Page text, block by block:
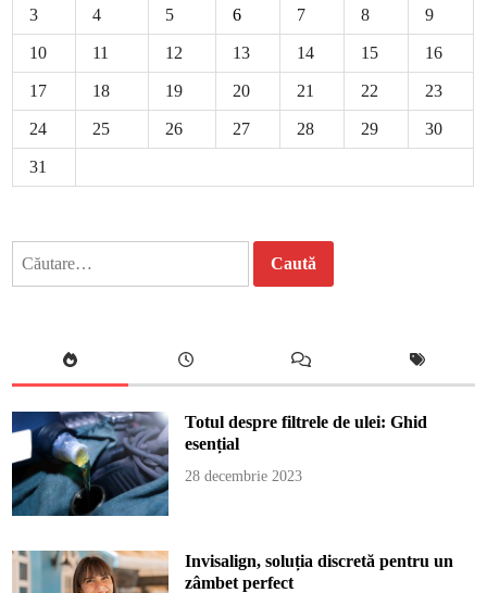
3 4 5 6 7 8 9
10 11 12 13 14 15 16
17 18 19 20 21 22 23
24 25 26 27 28 29 30
31
Totul despre filtrele de ulei: Ghid
esențial
28 decembrie 2023
Invisalign, soluția discretă pentru un
zâmbet perfect